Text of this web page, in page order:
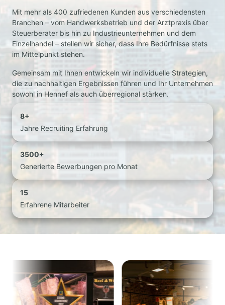
Mit mehr als 400 zufriedenen Kunden aus
Branchen – vom Handwerksbetrieb und der Arztpraxis
Steuerberater bis hin zu Industrieunternehmen und
Einzelhandel – stellen wir sicher, dass Ihre Bedürfnisse
im Mittelpunkt stehen.
Gemeinsam mit Ihnen entwickeln wir individuelle
die zu nachhaltigen Ergebnissen führen und Ihr
Unternehmen
sowohl in Hennef als auch überregional stärken.
8+
Jahre Recruiting Erfahrung
3500+
Generierte Bewerbungen pro Monat
15
Erfahrene Mitarbeiter